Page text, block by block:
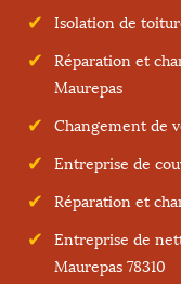
Isolation de
Réparation et
Maurepas
Changement de
Entreprise de
Réparation et
Entreprise de
Maurepas 78310